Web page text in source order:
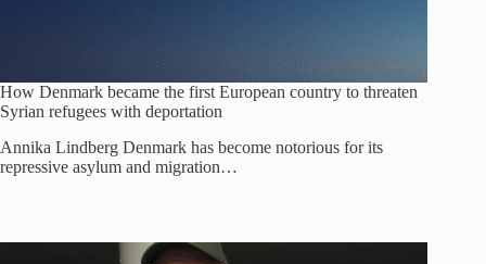
How Denmark became the first European country to threaten
Syrian refugees with deportation
Annika Lindberg Denmark has become notorious for its
repressive asylum and migration…